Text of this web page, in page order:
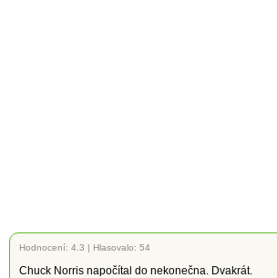
Hodnocení: 4.3 | Hlasovalo: 54
Chuck Norris napočítal do nekonečna. Dvakrát.